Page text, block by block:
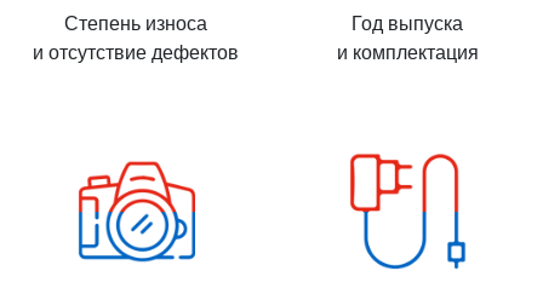
Степень износа
и отсутствие дефектов
Год выпуска
и комплектация